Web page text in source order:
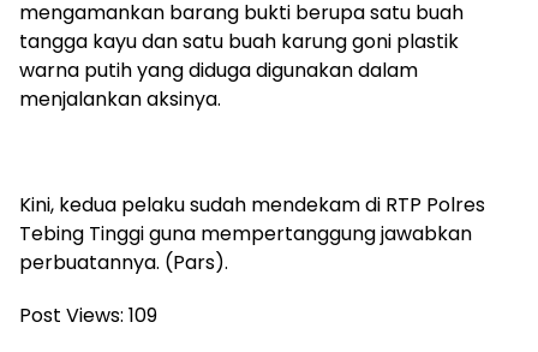
mengamankan barang bukti berupa satu buah
tangga kayu dan satu buah karung goni plastik
warna putih yang diduga digunakan dalam
menjalankan aksinya.
Kini, kedua pelaku sudah mendekam di RTP Polres
Tebing Tinggi guna mempertanggung jawabkan
perbuatannya. (Pars).
Post Views: 109